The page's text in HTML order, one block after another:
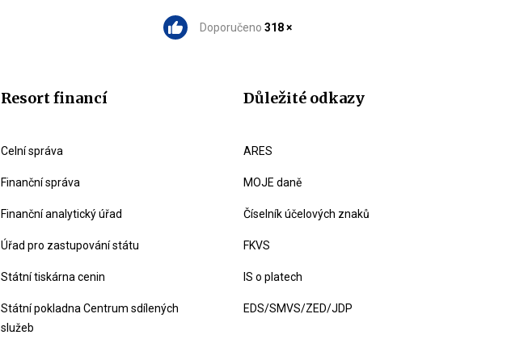
Doporučeno 318 ×
Resort financí
Celní správa
Finanční správa
Finanční analytický úřad
Úřad pro zastupování státu
Státní tiskárna cenin
Státní pokladna Centrum sdílených
služeb
Důležité odkazy
ARES
MOJE daně
Číselník účelových znaků
FKVS
IS o platech
EDS/SMVS/ZED/JDP